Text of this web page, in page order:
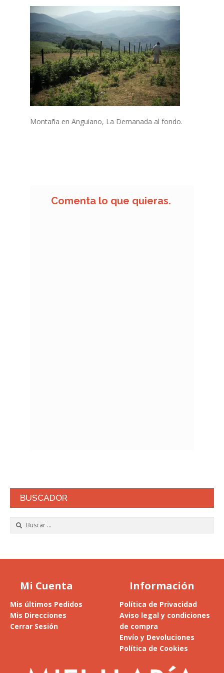
Finalizar compra
Politica de Cookies
POLÍTICA DE PRIVACIDAD DEL SITIO WEB
Quiénes Somos
Tienda Online
Montaña en Anguiano, La Demanada al fondo.
Comenta lo que quieras.
BUSCADOR
Buscar:
Mi Cuenta
Mis últimos Pedidos
Mis Direcciones
Cerrar Sesión
Información
Política de Privacidad
Aviso legal y condiciones
de compra
Envío y Devoluciones
Política de Cookies